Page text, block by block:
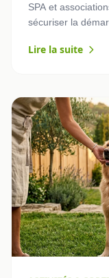
SPA et
sécuriser la
Lire la suite